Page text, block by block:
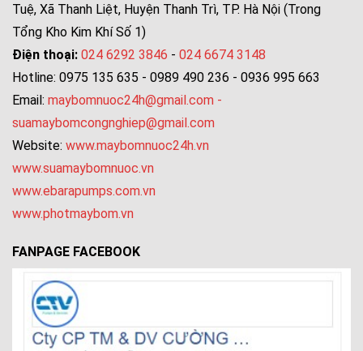
Tuệ, Xã Thanh Liệt, Huyện Thanh Trì, TP. Hà Nội (Trong
Tổng Kho Kim Khí Số 1)
Điện thoại: 024 6292 3846 - 024 6674 3148
Hotline: 0975 135 635 - 0989 490 236 - 0936 995 663
Email: maybomnuoc24h@gmail.com -
suamaybomcongnghiep@gmail.com
Website: www.maybomnuoc24h.vn
www.suamaybomnuoc.vn
www.ebarapumps.com.vn
www.photmaybom.vn
FANPAGE FACEBOOK